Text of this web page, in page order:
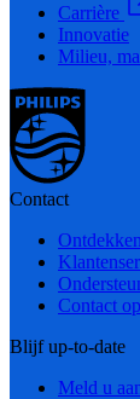
Carrière
Innovatie
Milieu,
Contact
Ontdekken
Contact
Blijf up-to-date
Meld u